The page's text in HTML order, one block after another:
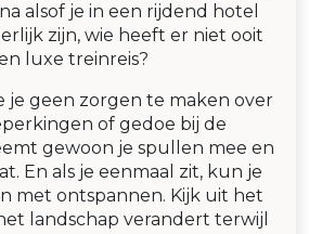
alsof je in een rijdend hotel
zijn, wie heeft er niet ooit
luxe treinreis?
je geen zorgen te maken over
of gedoe bij de
gewoon je spullen mee en
En als je eenmaal zit, kun je
met ontspannen. Kijk uit het
landschap verandert terwijl